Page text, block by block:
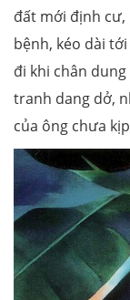
đất mới định
bệnh, kéo dài
đi khi chân
tranh dang dở,
của ông chưa